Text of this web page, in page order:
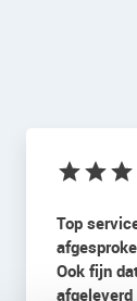
Top
Ook fijn
afgeleverd